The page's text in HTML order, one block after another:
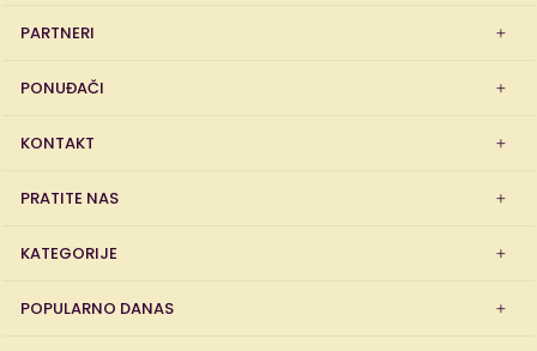
PARTNERI
PONUĐAČI
KONTAKT
PRATITE NAS
KATEGORIJE
POPULARNO DANAS